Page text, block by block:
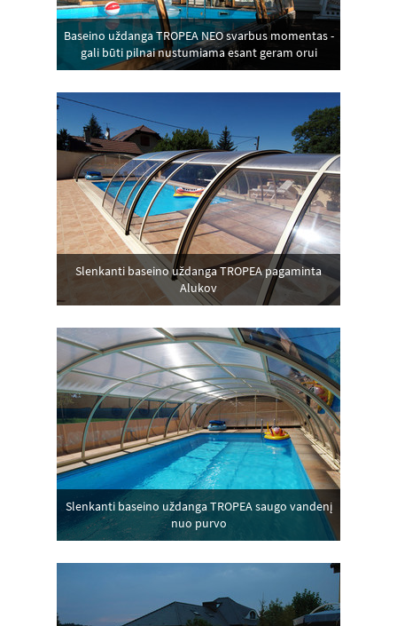
Baseino uždanga TROPEA NEO svarbus momentas -
gali būti pilnai nustumiama esant geram orui
Slenkanti baseino uždanga TROPEA pagaminta
Alukov
Slenkanti baseino uždanga TROPEA saugo vandenį
nuo purvo